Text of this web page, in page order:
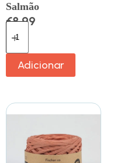
Salmão
€8.99
Adicionar